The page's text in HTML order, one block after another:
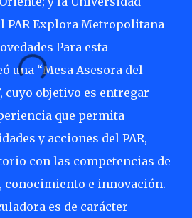
PAR Explora Metropolitana
Para esta
una “Mesa Asesora del
cuyo objetivo es entregar
que permita
y acciones del PAR,
con las competencias de
conocimiento e innovación.
es de carácter